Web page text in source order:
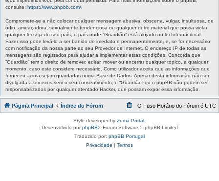
consulte: https://www.phpbb.com/
Compromete-se a não colocar qualquer mensagem abusiva, obscena, vulgar, insultuosa, de
ódio, ameaçadora, sexualmente tendenciosa ou qualquer outro material que possa violar
qualquer lei seja do seu país, o país onde “Guardião” está alojado ou lei Internacional.
Fazer isso pode levá-lo a ser banido de imediato e permanentemente, e, se for necessário,
com notificação da nossa parte ao seu Provedor de Internet. O endereço IP de todas as
mensagens são registados para ajudar a implementar estas condições. Concorda que
“Guardião” tem o direito de remover, editar, mover ou encerrar qualquer tópico, a qualquer
momento, caso este considere necessário. Como utilizador aceita que as informações que
forneceu acima sejam guardadas numa Base de Dados. Apesar desta informação não ser
divulgada a terceiros sem o seu consentimento, o “Guardião” ou o phpBB não podem ser
responsabilizados por qualquer atentado Hacker, que possam expor essa informação.
Página Principal Índice do Fórum O Fuso Horário do Fórum é UTC
Style developer by Zuma Portal
Desenvolvido porphpBB® Forum Software © phpBB Limited
Traduzido por: phpBB Portugal
Privacidade | Termos